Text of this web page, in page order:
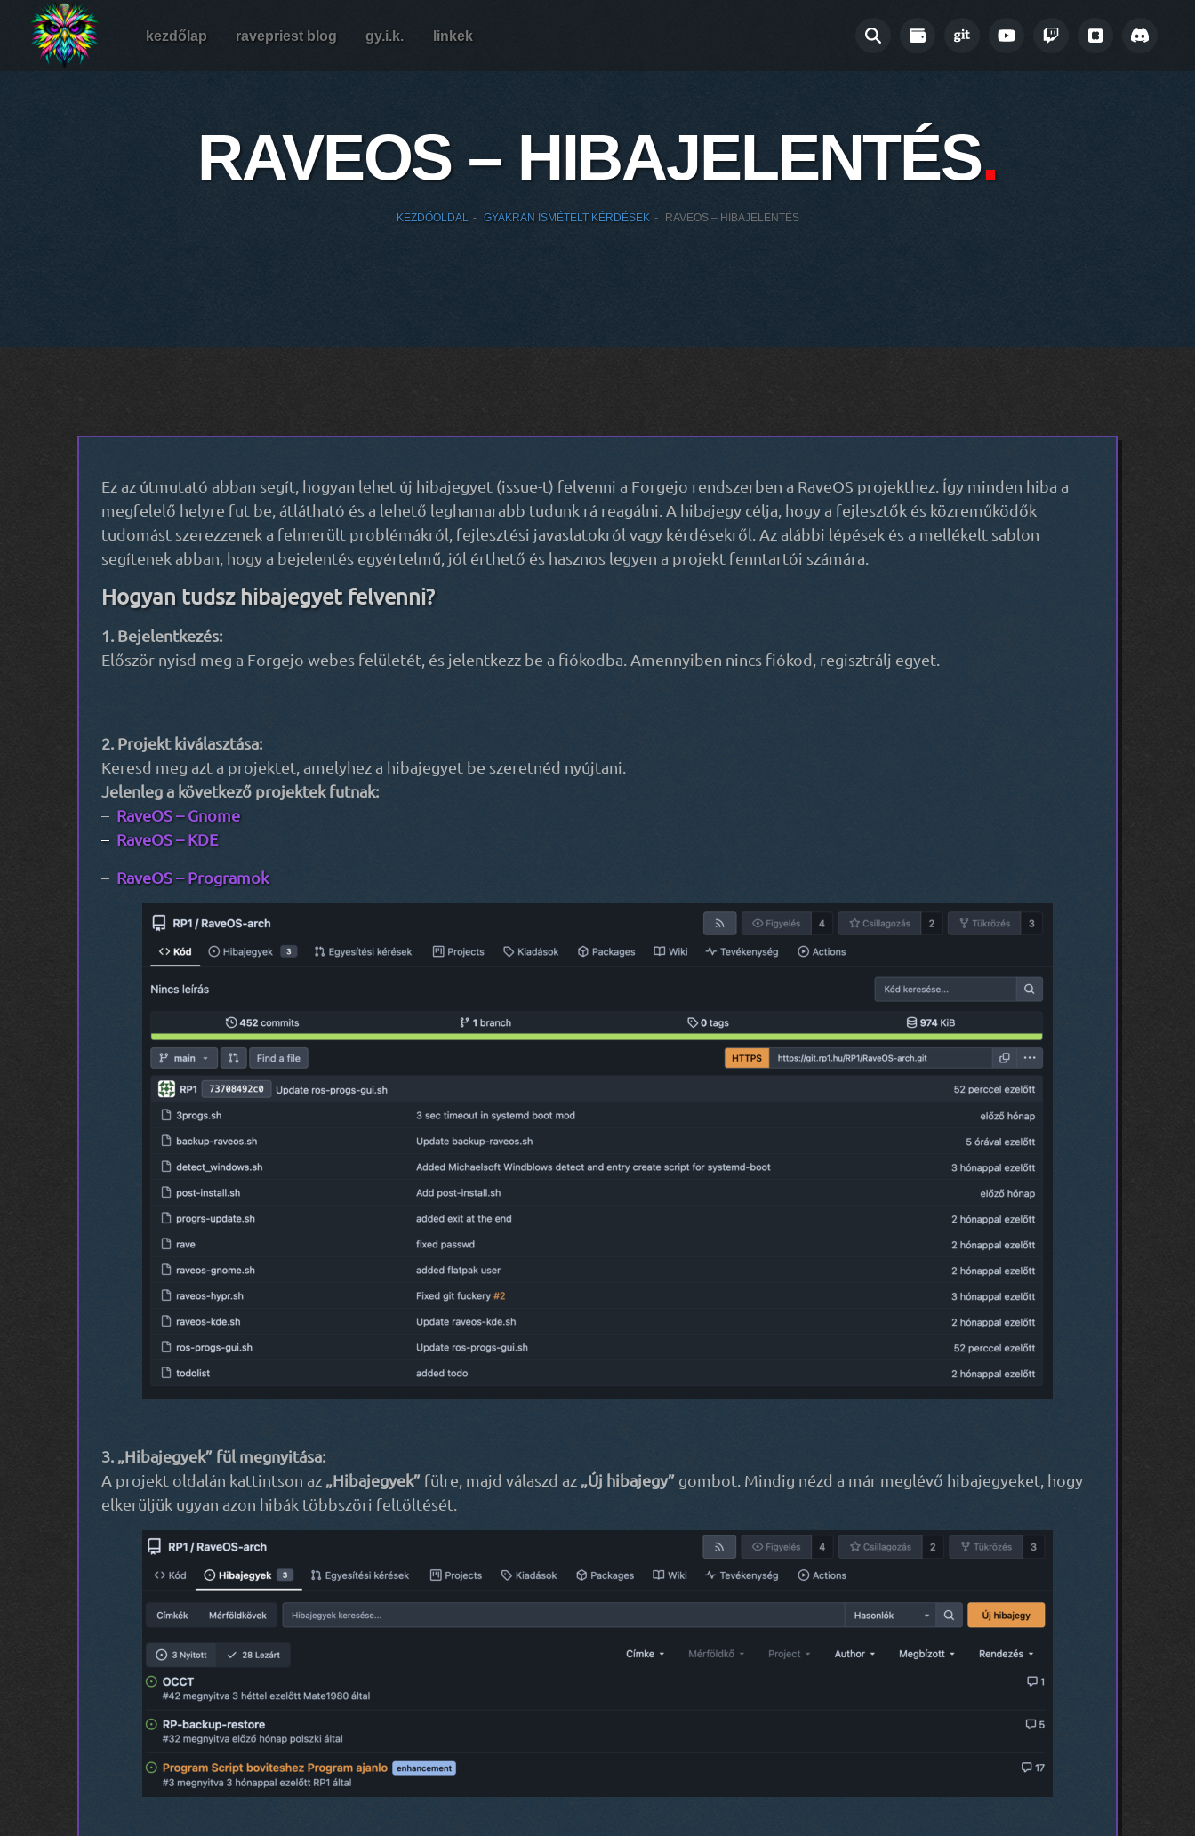
kezdőlap ravepriest blog gy.i.k. linkek
RAVEOS – HIBAJELENTÉS
KEZDŐOLDAL GYAKRAN ISMÉTELT KÉRDÉSEK RAVEOS – HIBAJELENTÉS
Ez az útmutató abban segít, hogyan lehet új hibajegyet (issue-t) felvenni a Forgejo rendszerben a RaveOS projekthez. Így minden hiba a
megfelelő helyre fut be, átlátható és a lehető leghamarabb tudunk rá reagálni. A hibajegy célja, hogy a fejlesztők és közreműködők
tudomást szerezzenek a felmerült problémákról, fejlesztési javaslatokról vagy kérdésekről. Az alábbi lépések és a mellékelt sablon
segítenek abban, hogy a bejelentés egyértelmű, jól érthető és hasznos legyen a projekt fenntartói számára.
Hogyan tudsz hibajegyet felvenni?
1. Bejelentkezés:
Először nyisd meg a Forgejo webes felületét, és jelentkezz be a fiókodba. Amennyiben nincs fiókod, regisztrálj egyet.
2. Projekt kiválasztása:
Keresd meg azt a projektet, amelyhez a hibajegyet be szeretnéd nyújtani.
Jelenleg a következő projektek futnak:
– RaveOS – Gnome
– RaveOS – KDE
– RaveOS – Programok
3. „Hibajegyek” fül megnyitása:
A projekt oldalán kattintson az „Hibajegyek” fülre, majd válaszd az „Új hibajegy” gombot. Mindig nézd a már meglévő hibajegyeket, hogy
elkerüljük ugyan azon hibák többszöri feltöltését.